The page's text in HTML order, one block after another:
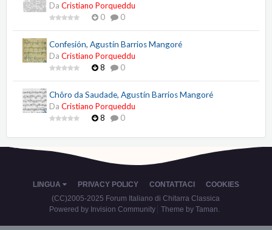
Da Cristiano Porqueddu
0
0
Confesión, Agustín Barrios Mangoré
Da Cristiano Porqueddu
8
0
Chôro da Saudade, Agustín Barrios Mangoré
Da Cristiano Porqueddu
8
0
LINGUA PRIVACY POLICY CONTATTACI
COOKIES
(CC)2005-2025 Forum Italiano di Chitarra Classica
Powered by Invision Community
Theme by Taman.